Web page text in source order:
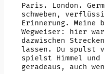
Paris. London.
schweben,
Erinnerung. Meine
Wegweiser: hier
dazwischen
lassen. Du spulst
spielst Himmel
geradeaus, auch